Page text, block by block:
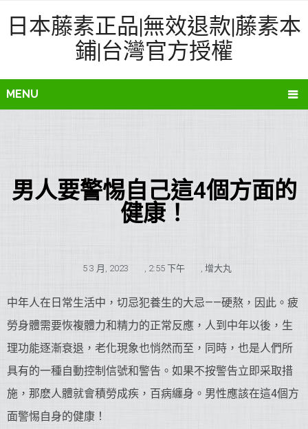
日本藤素正品|無效退款|藤素本
鋪|台灣官方授權
MENU
男人要警惕自己這4個方面的
健康！
5 3 月, 2023 , 2:55 下午 , 增大丸
中年人在日常生活中，切忌犯養生的大忌——硬熬，因此。疲
勞身體需要恢複體力和精力的正常反應，人到中年以後，生
理功能逐漸衰退，老化現象也悄然而至，同時，也是人們所
具有的一種自動控制信號和警告。如果不按警告立即采取措
施，那麽人體就會積勞成疾，百病纏身。男性應該在這4個方
面警惕自身的健康！